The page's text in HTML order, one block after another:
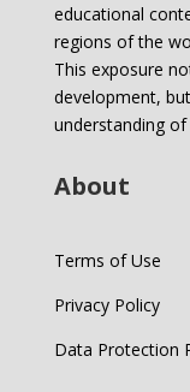
educational
regions of the
This exposure
development,
understanding
About
Terms of Use
Privacy Policy
Data Protection